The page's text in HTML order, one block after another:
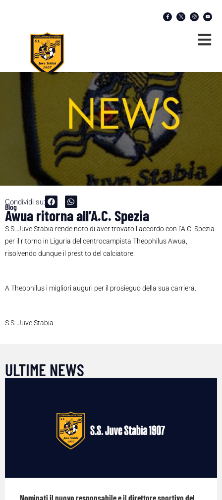
Condividi su:
Blog
Awua ritorna all’A.C. Spezia
S.S. Juve Stabia rende noto di aver trovato l’accordo con l’A.C. Spezia
per il ritorno in Liguria del centrocampista Theophilus Awua,
risolvendo dunque il prestito del calciatore.
A Theophilus i migliori auguri per il prosieguo della sua carriera.
S.S. Juve Stabia
ULTIME NEWS
Nominati il nuovo responsabile e il direttore sportivo del